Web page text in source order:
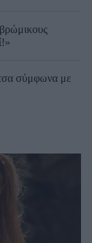
σύμφωνα με